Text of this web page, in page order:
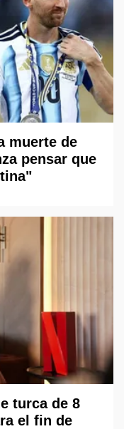
muerte de
pensar que
turca de 8
el fin de